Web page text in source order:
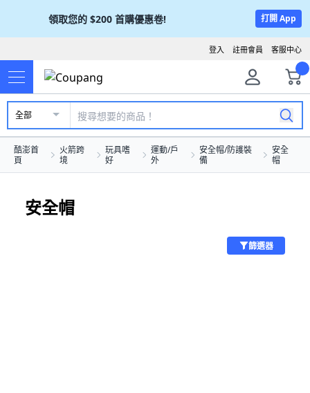
領取您的 $200 首購優惠卷! 打開 App
客服中心
註冊會員
登入
全部
酷澎首
頁
火箭跨
境
玩具嗜
好
運動/戶
外
安全帽/防護裝
備
安全
帽
安全帽
篩選器